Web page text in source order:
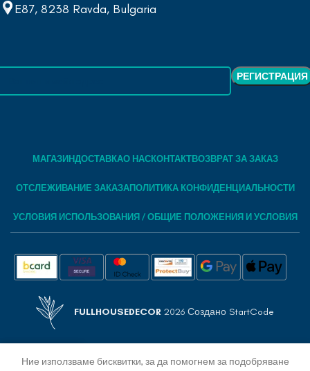
E87, 8238 Ravda, Bulgaria
МАГАЗИНДОСТАВКАО НАСКОНТАКТВОЗВРАТ ЗА ЗАКАЗ
ОТСЛЕЖИВАНИЕ ЗАКАЗАПОЛИТИКА КОНФИДЕНЦИАЛЬНОСТИ
УСЛОВИЯ ИСПОЛЬЗОВАНИЯ / ОБЩИЕ ПОЛОЖЕНИЯ И УСЛОВИЯ
FULLHOUSEDECOR 2026 Создано StartCode
Ние използваме бисквитки, за да помогнем за подобряване